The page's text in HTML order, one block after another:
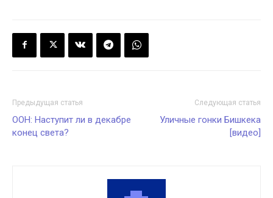
Предыдущая статья
ООН: Наступит ли в декабре
конец света?
Следующая статья
Уличные гонки Бишкека
[видео]